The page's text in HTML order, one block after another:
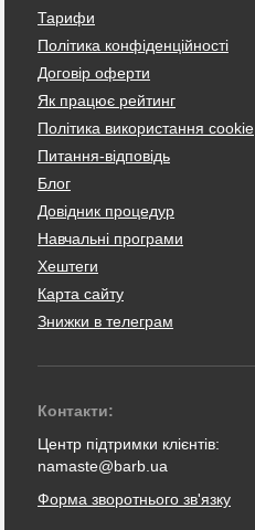
Тарифи
Політика конфіденційності
Договір оферти
Як працює рейтинг
Політика використання cookie
Питання-відповідь
Блог
Довідник процедур
Навчальні програми
Хештеги
Карта сайту
Знижки в телеграм
Контакти:
Центр підтримки клієнтів:
namaste@barb.ua
Форма зворотнього зв'язку